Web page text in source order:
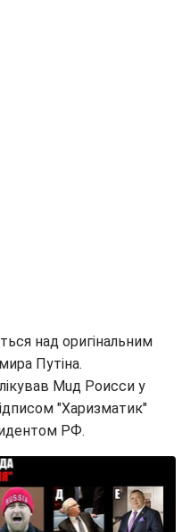
над оригінальним
Путіна.
Мuд Роисси у
"Харизматик"
РФ.